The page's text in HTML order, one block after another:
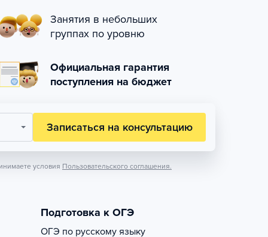
Занятия в небольших
группах по уровню
Официальная гарантия
поступления на бюджет
Записаться на консультацию
условия Пользовательского соглашения.
Подготовка к ОГЭ
ОГЭ по русскому языку